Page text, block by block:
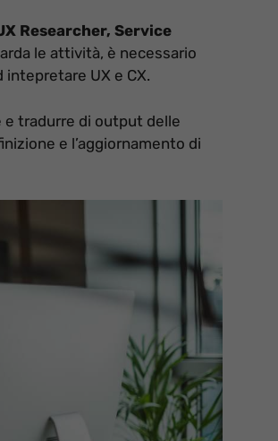
Researcher, Service
le attività, è necessario
intepretare UX e CX.
e tradurre di output delle
e l’aggiornamento di